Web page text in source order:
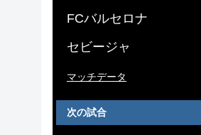
FCバルセロナ
セビージャ
マッチデータ
次の試合